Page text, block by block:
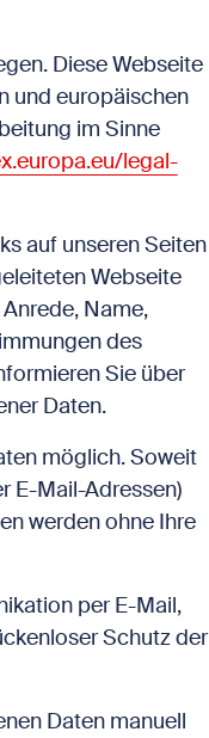
Diese Webseite
und europäischen
im Sinne
legal-
auf unseren Seiten
Webseite
Name,
des
Sie über
Daten.
möglich. Soweit
E-Mail-Adressen)
werden ohne Ihre
per E-Mail,
Schutz der
Daten manuell